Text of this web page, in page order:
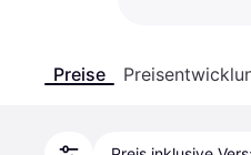
Preise